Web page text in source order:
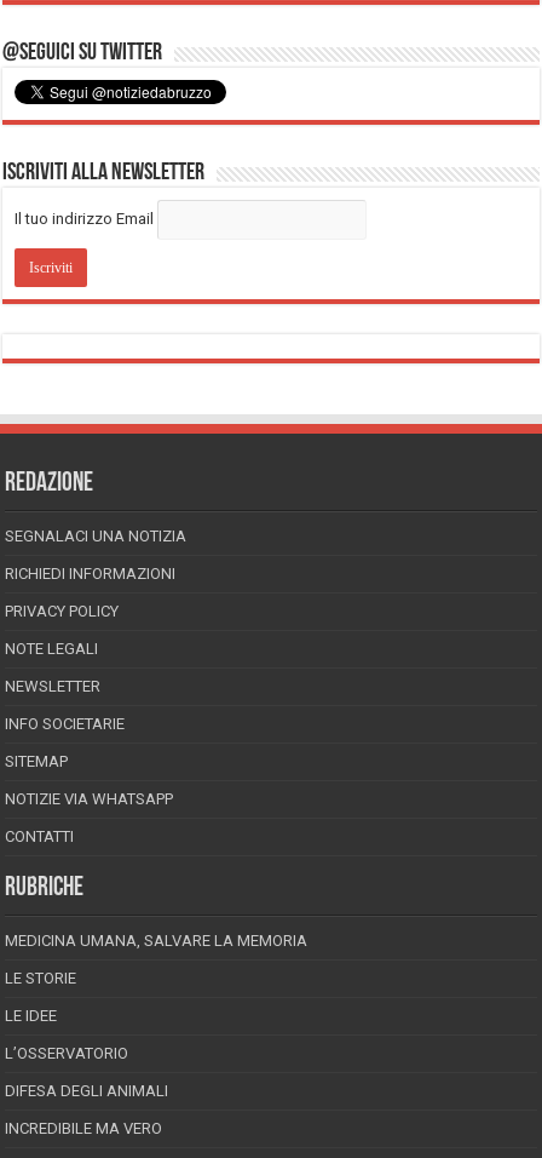
@Seguici su Twitter
Iscriviti alla Newsletter
Il tuo indirizzo Email
REDAZIONE
SEGNALACI UNA NOTIZIA
RICHIEDI INFORMAZIONI
PRIVACY POLICY
NOTE LEGALI
NEWSLETTER
INFO SOCIETARIE
SITEMAP
NOTIZIE VIA WHATSAPP
CONTATTI
RUBRICHE
MEDICINA UMANA, SALVARE LA MEMORIA
LE STORIE
LE IDEE
L’OSSERVATORIO
DIFESA DEGLI ANIMALI
INCREDIBILE MA VERO